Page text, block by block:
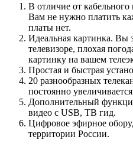
В отличие от кабельного
Вам не нужно платить
платы нет.
Идеальная картинка. Вы
телевизоре, плохая
картинку на вашем
Простая и быстрая
20 разнообразных
постоянно
Дополнительный
видео с USB, ТВ гид.
Цифровое эфирное
территории России.